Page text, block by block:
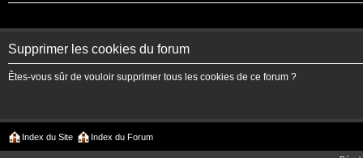
Supprimer les cookies du forum
Êtes-vous sûr de vouloir supprimer tous les cookies de ce forum ?
Index du Site Index du Forum